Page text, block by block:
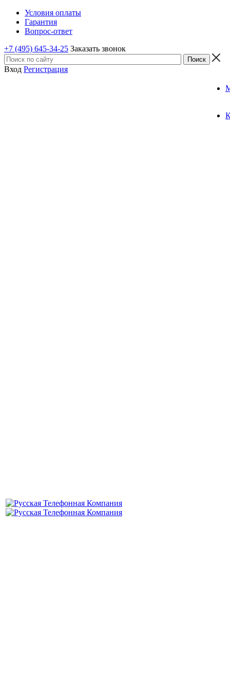
Условия оплаты
Гарантия
Вопрос-ответ
+7 (495) 645-34-25 Заказать звонок
Вход Регистрация